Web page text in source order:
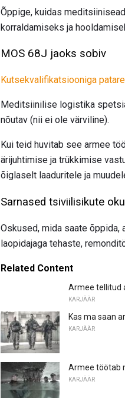
Õppige, kuidas
korraldamiseks ja
MOS 68J jaoks sobiv
Kutsekvalifikatsiooniga
Meditsiinilise logistika
nõutav (nii ei ole värviline).
Kui teid huvitab see armee
ärijuhtimise ja trükkimise
õiglaselt laaduritele ja
Sarnased tsiviilisikute
Oskused, mida saate õppida,
laopidajaga tehaste,
Related Content
Armee tellitud
KARJÄÄR
Kas ma saan
KARJÄÄR
Armee töötab
KARJÄÄR